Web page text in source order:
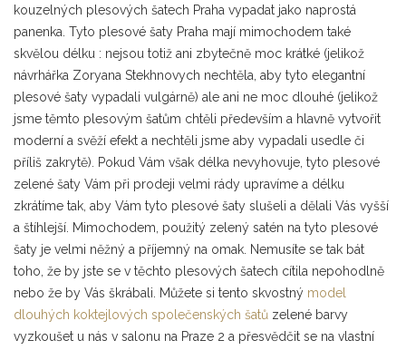
kouzelných plesových šatech Praha vypadat jako naprostá
panenka. Tyto plesové šaty Praha mají mimochodem také
skvělou délku : nejsou totiž ani zbytečně moc krátké (jelikož
návrhářka Zoryana Stekhnovych nechtěla, aby tyto elegantní
plesové šaty vypadali vulgárně) ale ani ne moc dlouhé (jelikož
jsme těmto plesovým šatům chtěli především a hlavně vytvořit
moderní a svěží efekt a nechtěli jsme aby vypadali usedle či
příliš zakrytě). Pokud Vám však délka nevyhovuje, tyto plesové
zelené šaty Vám při prodeji velmi rády upravíme a délku
zkrátíme tak, aby Vám tyto plesové šaty slušeli a dělali Vás vyšší
a štíhlejší. Mimochodem, použitý zelený satén na tyto plesové
šaty je velmi něžný a příjemný na omak. Nemusíte se tak bát
toho, že by jste se v těchto plesových šatech cítila nepohodlně
nebo že by Vás škrábali. Můžete si tento skvostný model
dlouhých koktejlových společenských šatů zelené barvy
vyzkoušet u nás v salonu na Praze 2 a přesvědčit se na vlastní